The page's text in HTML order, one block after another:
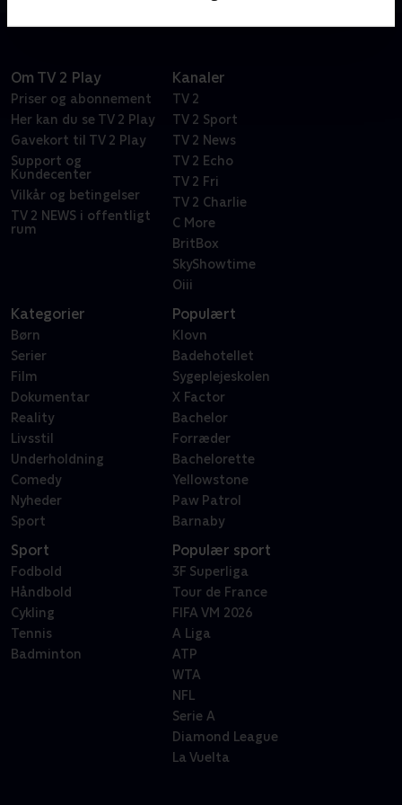
Om TV 2 Play
Priser og abonnement
Her kan du se TV 2 Play
Gavekort til TV 2 Play
Support og
Kundecenter
Vilkår og betingelser
TV 2 NEWS i offentligt
rum
Kanaler
TV 2
TV 2 Sport
TV 2 News
TV 2 Echo
TV 2 Fri
TV 2 Charlie
C More
BritBox
SkyShowtime
Oiii
Kategorier
Børn
Serier
Film
Dokumentar
Reality
Livsstil
Underholdning
Comedy
Nyheder
Sport
Populært
Klovn
Badehotellet
Sygeplejeskolen
X Factor
Bachelor
Forræder
Bachelorette
Yellowstone
Paw Patrol
Barnaby
Sport
Fodbold
Håndbold
Cykling
Tennis
Badminton
Populær sport
3F Superliga
Tour de France
FIFA VM 2026
A Liga
ATP
WTA
NFL
Serie A
Diamond League
La Vuelta